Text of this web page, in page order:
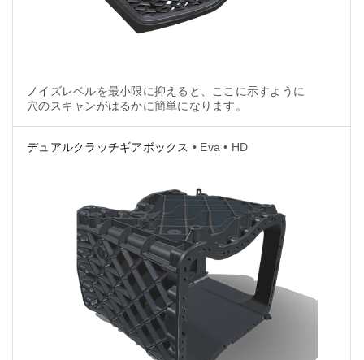
ノイズレベルを最小限に抑えると、ここに示すように
穴のスキャンがはるかに簡単になります。
デュアルクラッチギアボックス • Eva • HD